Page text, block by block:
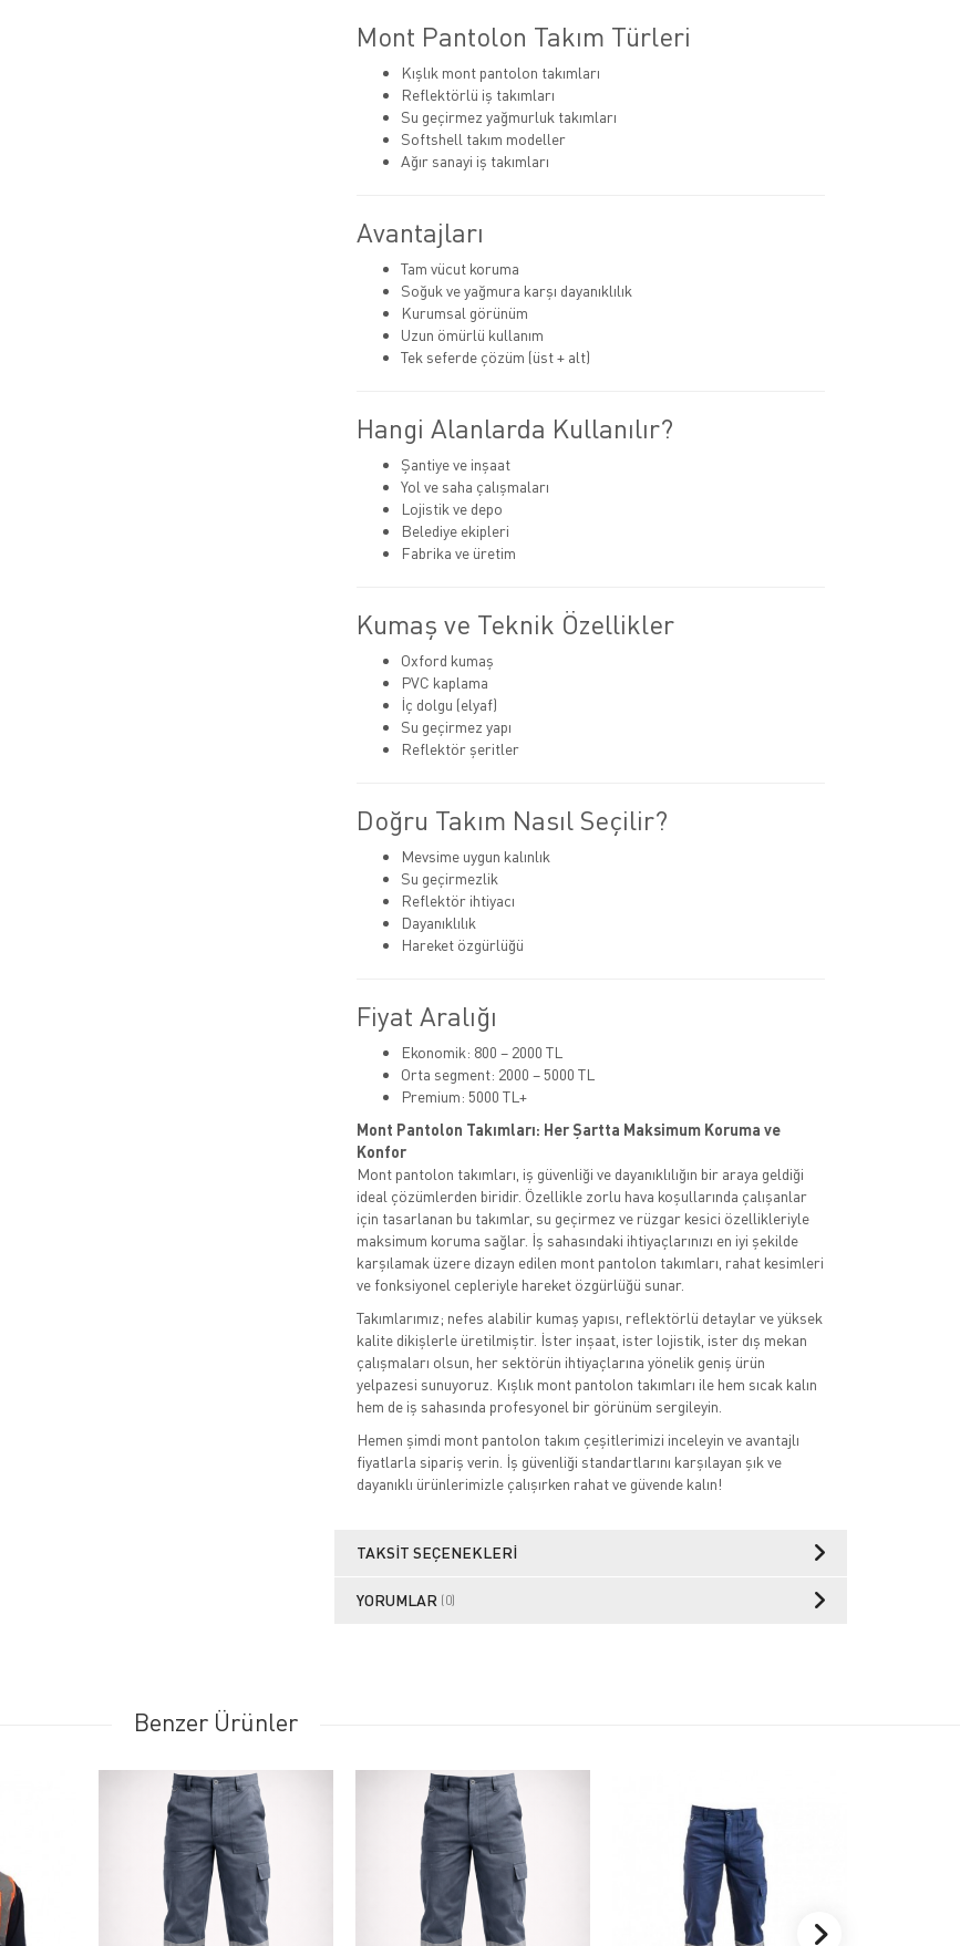
Mont Pantolon Takım Türleri
Kışlık mont pantolon takımları
Reflektörlü iş takımları
Su geçirmez yağmurluk takımları
Softshell takım modeller
Ağır sanayi iş takımları
Avantajları
Tam vücut koruma
Soğuk ve yağmura karşı dayanıklılık
Kurumsal görünüm
Uzun ömürlü kullanım
Tek seferde çözüm (üst + alt)
Hangi Alanlarda Kullanılır?
Şantiye ve inşaat
Yol ve saha çalışmaları
Lojistik ve depo
Belediye ekipleri
Fabrika ve üretim
Kumaş ve Teknik Özellikler
Oxford kumaş
PVC kaplama
İç dolgu (elyaf)
Su geçirmez yapı
Reflektör şeritler
Doğru Takım Nasıl Seçilir?
Mevsime uygun kalınlık
Su geçirmezlik
Reflektör ihtiyacı
Dayanıklılık
Hareket özgürlüğü
Fiyat Aralığı
Ekonomik: 800 – 2000 TL
Orta segment: 2000 – 5000 TL
Premium: 5000 TL+
Mont Pantolon Takımları: Her Şartta Maksimum Koruma ve
Konfor
Mont pantolon takımları, iş güvenliği ve dayanıklılığın bir araya geldiği
ideal çözümlerden biridir. Özellikle zorlu hava koşullarında çalışanlar
için tasarlanan bu takımlar, su geçirmez ve rüzgar kesici özellikleriyle
maksimum koruma sağlar. İş sahasındaki ihtiyaçlarınızı en iyi şekilde
karşılamak üzere dizayn edilen mont pantolon takımları, rahat kesimleri
ve fonksiyonel cepleriyle hareket özgürlüğü sunar.
Takımlarımız; nefes alabilir kumaş yapısı, reflektörlü detaylar ve yüksek
kalite dikişlerle üretilmiştir. İster inşaat, ister lojistik, ister dış mekan
çalışmaları olsun, her sektörün ihtiyaçlarına yönelik geniş ürün
yelpazesi sunuyoruz. Kışlık mont pantolon takımları ile hem sıcak kalın
hem de iş sahasında profesyonel bir görünüm sergileyin.
Hemen şimdi mont pantolon takım çeşitlerimizi inceleyin ve avantajlı
fiyatlarla sipariş verin. İş güvenliği standartlarını karşılayan şık ve
dayanıklı ürünlerimizle çalışırken rahat ve güvende kalın!
TAKSIT SEÇENEKLERI
YORUMLAR (0)
Benzer Ürünler